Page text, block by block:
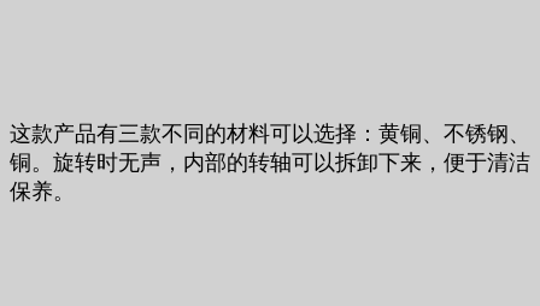
这款产品有三款不同的材料可以选择：黄铜、不锈钢、
铜。旋转时无声，内部的转轴可以拆卸下来，便于清洁
保养。